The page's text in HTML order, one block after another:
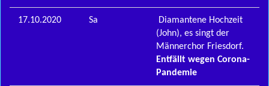
17.10.2020 Sa
Diamantene Hochzeit
(John), es singt der
Männerchor Friesdorf.
Entfällt wegen Corona-
Pandemie